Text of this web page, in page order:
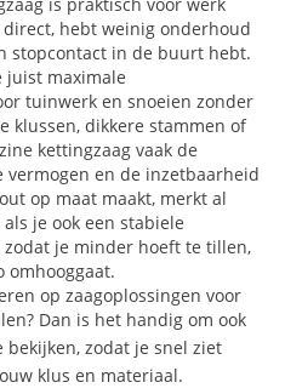
hebt weinig onderhoud
stopcontact in de buurt hebt.
juist maximale
tuinwerk en snoeien zonder
klussen, dikkere stammen of
kettingzaag vaak de
vermogen en de inzetbaarheid
op maat maakt, merkt al
je ook een stabiele
je minder hoeft te tillen,
omhooggaat.
op zaagoplossingen voor
Dan is het handig om ook
bekijken, zodat je snel ziet
klus en materiaal.